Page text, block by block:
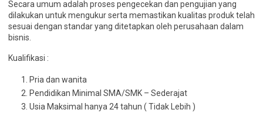
Secara umum adalah proses pengecekan dan pengujian yang
dilakukan untuk mengukur serta memastikan kualitas produk telah
sesuai dengan standar yang ditetapkan oleh perusahaan dalam
bisnis.
Kualifikasi :
Pria dan wanita
Pendidikan Minimal SMA/SMK – Sederajat
Usia Maksimal hanya 24 tahun ( Tidak Lebih )